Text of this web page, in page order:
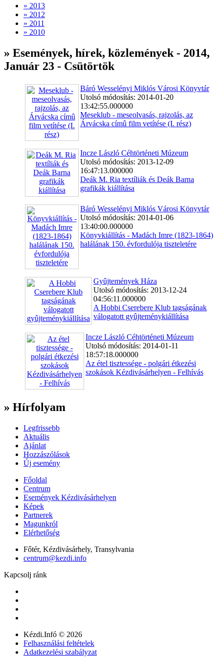
» 2013
» 2012
» 2011
» 2010
» Események, hírek, közlemények - 2014,
Január 23 - Csütörtök
Báró Wesselényi Miklós Városi Könyvtár
Utolsó módosítás: 2014-01-20
13:42:55.000000
Meseklub - meseolvasás, rajzolás, az
Árvácska címû film vetítése (I. rész)
Incze László Céhtörténeti Múzeum
Utolsó módosítás: 2013-12-09
16:47:13.000000
Deák M. Ria textíliák és Deák Barna
grafikák kiállítása
Báró Wesselényi Miklós Városi Könyvtár
Utolsó módosítás: 2014-01-06
13:40:00.000000
Könyvkiállítás - Madách Imre (1823-1864)
halálának 150. évfordulója tiszteletére
Gyûjtemények Háza
Utolsó módosítás: 2013-12-24
04:56:11.000000
A Hobbi Cserebere Klub tagságának
válogatott gyûjteménykiállítása
Incze László Céhtörténeti Múzeum
Utolsó módosítás: 2014-01-11
18:57:18.000000
Az étel tisztessége - polgári étkezési
szokások Kézdivásárhelyen - Felhívás
» Hírfolyam
Legfrissebb
Aktuális
Ajánlat
Hozzászólások
Új esemény
Főoldal
Centrum
Események Kézdivásárhelyen
Képek
Partnerek
Magunkról
Elérhetőség
Főtér, Kézdivásárhely, Transylvania
centrum@kezdi.info
Kapcsolj ránk
Kézdi.Infó © 2026
Felhasználási feltételek
Adatkezelési szabályzat